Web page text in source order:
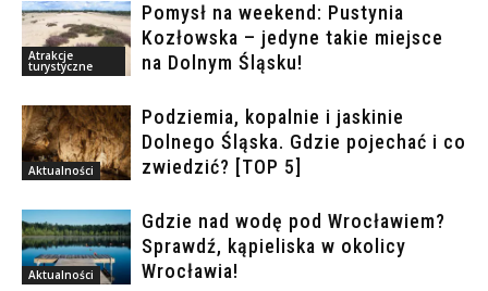
Atrakcje
turystyczne
Pomysł na weekend: Pustynia
Kozłowska – jedyne takie miejsce
na Dolnym Śląsku!
Aktualności
Podziemia, kopalnie i jaskinie
Dolnego Śląska. Gdzie pojechać i co
zwiedzić? [TOP 5]
Aktualności
Gdzie nad wodę pod Wrocławiem?
Sprawdź, kąpieliska w okolicy
Wrocławia!